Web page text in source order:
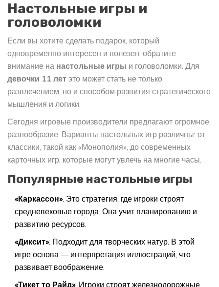
Настольные игры и
головоломки
Если вы хотите сделать подарок, который
одновременно интересен и полезен, обратите
внимание на настольные игры и головоломки. Для
девочки 11 лет это может стать не только
развлечением, но и способом развития стратегического
мышления и логики.
Сегодня игровые производители предлагают огромное
разнообразие. Варианты настольных игр различны: от
классики, такой как «Монополия», до современных
карточных игр, которые могут увлечь на многие часы.
Популярные настольные игры
«Каркассон»: Это стратегия, где игроки строят
средневековые города. Она учит планированию и
развитию ресурсов.
«Диксит»: Подходит для творческих натур. В этой
игре основа — интерпретация иллюстраций, что
развивает воображение.
«Тикет то Райд»: Игроки строят железнодорожные